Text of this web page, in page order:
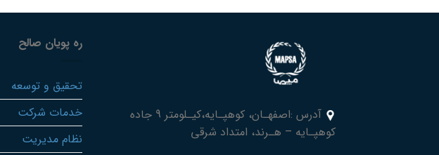
آدرس :اصفهـان، کوهپـایه،کیـلومتر 9 جاده
کوهپـایه – هـرند، امتداد شرقی
ره پویان صالح
تحقیق و توسعه
خدمات شرکت
نظام مدیریت